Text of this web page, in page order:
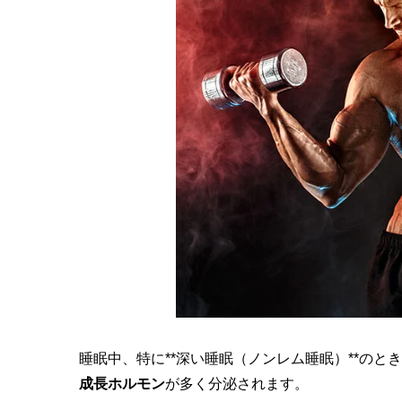
睡眠中、特に**深い睡眠（ノンレム睡眠）**のと
成長ホルモンが多く分泌されます。